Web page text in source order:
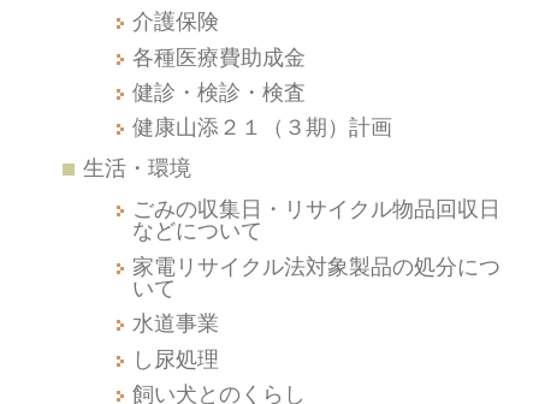
介護保険
各種医療費助成金
健診・検診・検査
健康山添２１（３期）計画
生活・環境
ごみの収集日・リサイクル物品回収日
などについて
家電リサイクル法対象製品の処分につ
いて
水道事業
し尿処理
飼い犬とのくらし